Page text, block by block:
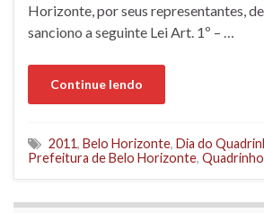
Horizonte, por seus representantes,
sanciono a seguinte Lei Art. 1º – …
Continue lendo
2011, Belo Horizonte, Dia do
Prefeitura de Belo Horizonte,